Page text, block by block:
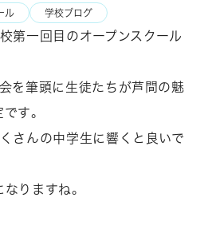
ル 学校ブログ
第一回目のオープンスクール
を筆頭に生徒たちが芦間の魅
す。
さんの中学生に響くと良いで
りますね。